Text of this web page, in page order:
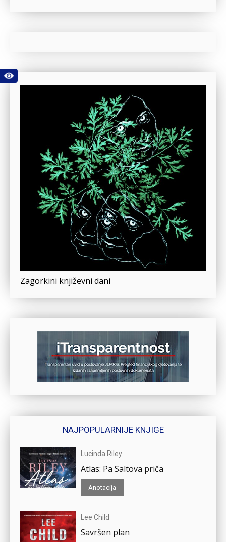
Zagorkini književni dani
NAJPOPULARNIJE KNJIGE
Lucinda Riley
Atlas: Pa Saltova priča
Anotacija
Lee Child
Savršen plan